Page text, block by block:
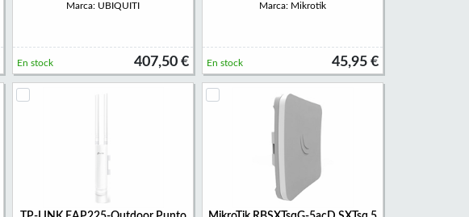
Marca: UBIQUITI
407,50 €
En stock
Marca: Mikrotik
45,95 €
En stock